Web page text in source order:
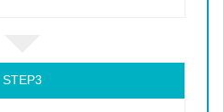
STEP